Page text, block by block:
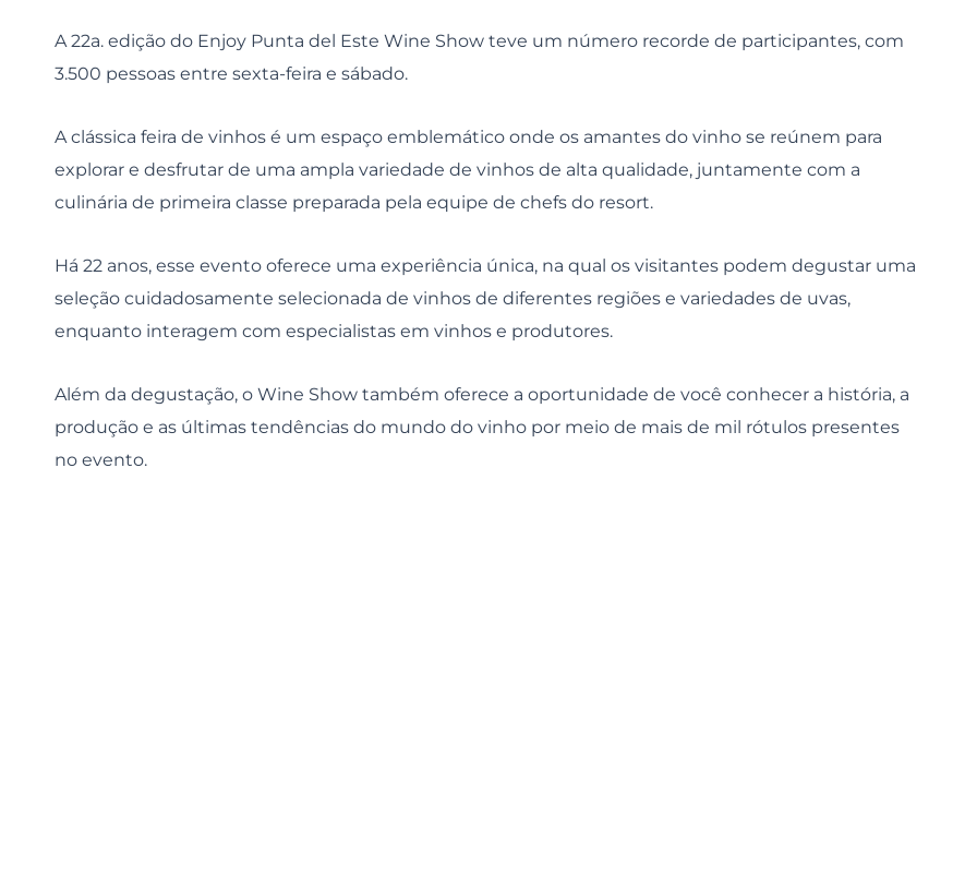
A 22a. edição do Enjoy Punta del Este Wine Show teve um número recorde de participantes, com
3.500 pessoas entre sexta-feira e sábado.
A clássica feira de vinhos é um espaço emblemático onde os amantes do vinho se reúnem para
explorar e desfrutar de uma ampla variedade de vinhos de alta qualidade, juntamente com a
culinária de primeira classe preparada pela equipe de chefs do resort.
Há 22 anos, esse evento oferece uma experiência única, na qual os visitantes podem degustar uma
seleção cuidadosamente selecionada de vinhos de diferentes regiões e variedades de uvas,
enquanto interagem com especialistas em vinhos e produtores.
Além da degustação, o Wine Show também oferece a oportunidade de você conhecer a história, a
produção e as últimas tendências do mundo do vinho por meio de mais de mil rótulos presentes
no evento.